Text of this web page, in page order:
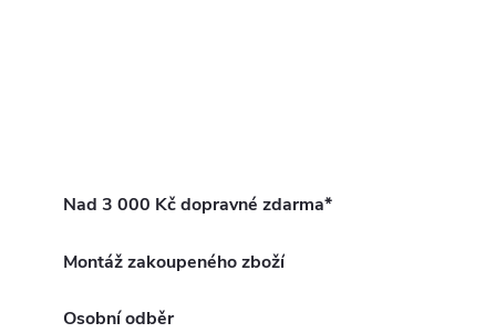
Nad 3 000 Kč dopravné zdarma*
Montáž zakoupeného zboží
Osobní odběr